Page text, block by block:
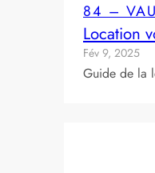
84 –
Location
Fév 9, 2025
Guide de la